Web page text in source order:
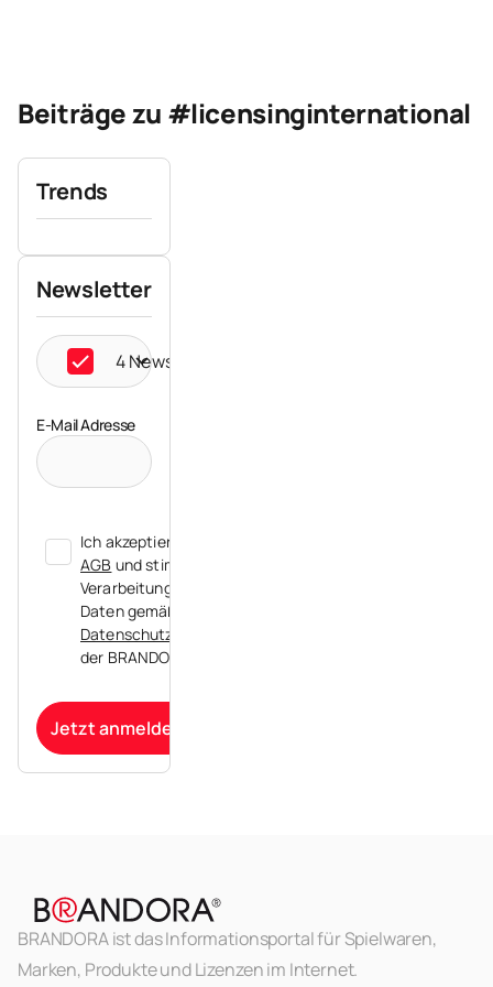
Beiträge zu #licensinginternational
Trends
Newsletter
4 Newsletter ausgewählt
E-Mail Adresse
Ich akzeptiere die
AGB und stimme der
Verarbeitung meiner
Daten gemäß der
Datenschutzerklärung
der BRANDORA zu.
Jetzt anmelden
BRANDORA ist das Informationsportal für Spielwaren,
Marken, Produkte und Lizenzen im Internet.